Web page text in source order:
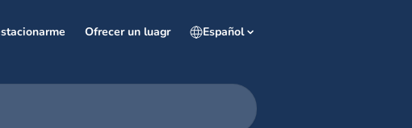
Ofrecer un luagr Español